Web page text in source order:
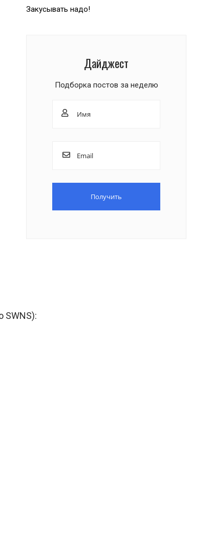
Закусывать надо!
Дайджест
Подборка постов за неделю
SWNS):